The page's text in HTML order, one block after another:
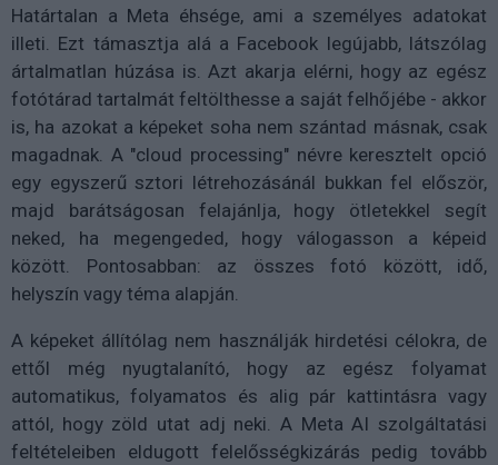
Határtalan a Meta éhsége, ami a személyes adatokat
illeti. Ezt támasztja alá a Facebook legújabb, látszólag
ártalmatlan húzása is. Azt akarja elérni, hogy az egész
fotótárad tartalmát feltölthesse a saját felhőjébe - akkor
is, ha azokat a képeket soha nem szántad másnak, csak
magadnak. A "cloud processing" névre keresztelt opció
egy egyszerű sztori létrehozásánál bukkan fel először,
majd barátságosan felajánlja, hogy ötletekkel segít
neked, ha megengeded, hogy válogasson a képeid
között. Pontosabban: az összes fotó között, idő,
helyszín vagy téma alapján.
A képeket állítólag nem használják hirdetési célokra, de
ettől még nyugtalanító, hogy az egész folyamat
automatikus, folyamatos és alig pár kattintásra vagy
attól, hogy zöld utat adj neki. A Meta AI szolgáltatási
feltételeiben eldugott felelősségkizárás pedig tovább